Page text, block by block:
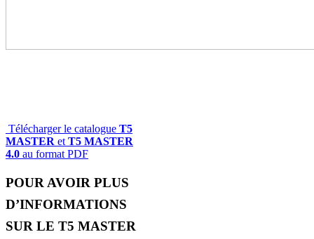
Télécharger le catalogue T5
MASTER et T5 MASTER
4.0 au format PDF
POUR AVOIR PLUS
D’INFORMATIONS
SUR LE T5 MASTER